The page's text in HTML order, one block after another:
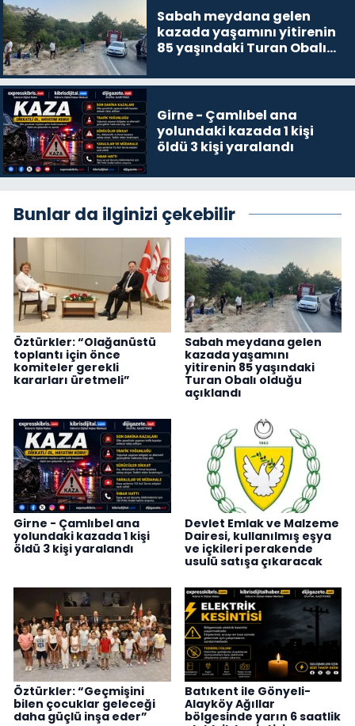
Sabah meydana gelen
kazada yaşamını yitirenin
85 yaşındaki Turan Obalı
Girne - Çamlıbel ana
yolundaki kazada 1 kişi
öldü 3 kişi yaralandı
Bunlar da ilginizi çekebilir
Öztürkler: “Olağanüstü
toplantı için önce
komiteler gerekli
kararları üretmeli”
Sabah meydana gelen
kazada yaşamını
yitirenin 85 yaşındaki
Turan Obalı olduğu
açıklandı
Girne - Çamlıbel ana
yolundaki kazada 1 kişi
öldü 3 kişi yaralandı
Devlet Emlak ve Malzeme
Dairesi, kullanılmış eşya
ve içkileri perakende
usulü satışa çıkaracak
Öztürkler: “Geçmişini
bilen çocuklar geleceği
daha güçlü inşa eder”
Batıkent ile Gönyeli-
Alayköy Ağıllar
bölgesinde yarın 6 saatlik